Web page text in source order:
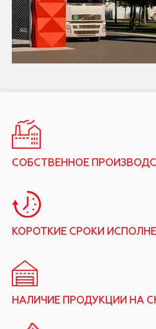
СОБСТВЕННОЕ
КОРОТКИЕ СРОКИ
НАЛИЧИЕ ПРОДУКЦИИ НА